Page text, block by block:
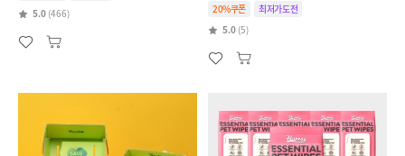
5.0 (466) 20%쿠폰
최저가도전
5.0 (5)